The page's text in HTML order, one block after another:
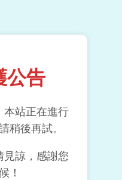
公告
本站正在進行
稍後再試。
見諒，感謝您
！